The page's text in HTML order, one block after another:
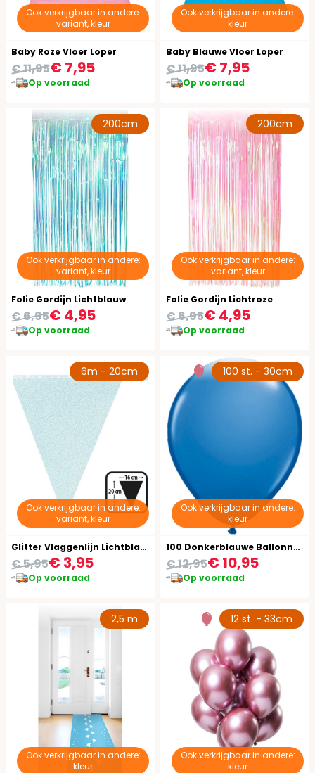
Ook verkrijgbaar in andere:
variant, kleur
Baby Roze Vloer Loper
€ 7,95
€ 11,95
Op voorraad
Ook verkrijgbaar in andere:
kleur
Baby Blauwe Vloer Loper
€ 7,95
€ 11,95
Op voorraad
Ook verkrijgbaar in andere:
variant, kleur
200cm
Folie Gordijn Lichtblauw
€ 4,95
€ 6,95
Op voorraad
Ook verkrijgbaar in andere:
variant, kleur
200cm
Folie Gordijn Lichtroze
€ 4,95
€ 6,95
Op voorraad
Ook verkrijgbaar in andere:
variant, kleur
6m - 20cm
Glitter Vlaggenlijn Lichtblauw
€ 3,95
€ 5,95
Op voorraad
Ook verkrijgbaar in andere:
kleur
100 st. - 30cm
100 Donkerblauwe Ballonnen 30cm
€ 10,95
€ 12,95
Op voorraad
Ook verkrijgbaar in andere:
kleur
2,5 m
Ook verkrijgbaar in andere:
kleur
12 st. - 33cm